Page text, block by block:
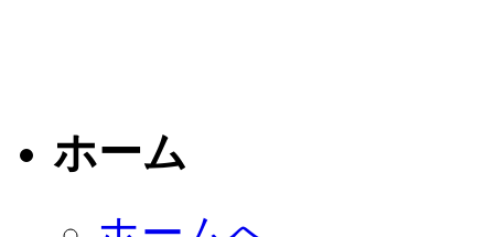
ホーム